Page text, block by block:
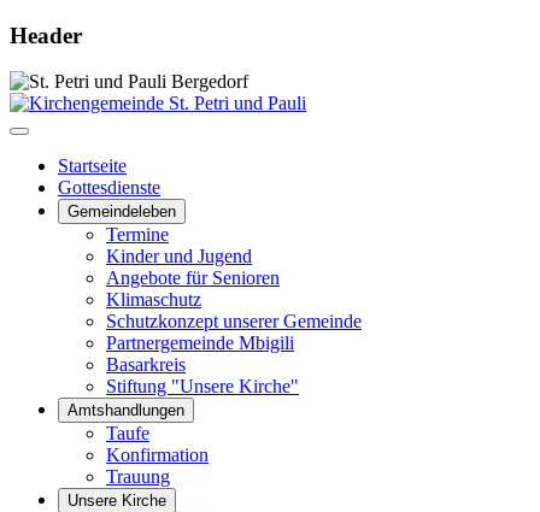
Header
Startseite
Gottesdienste
Gemeindeleben
Termine
Kinder und Jugend
Angebote für Senioren
Klimaschutz
Schutzkonzept unserer Gemeinde
Partnergemeinde Mbigili
Basarkreis
Stiftung "Unsere Kirche"
Amtshandlungen
Taufe
Konfirmation
Trauung
Unsere Kirche